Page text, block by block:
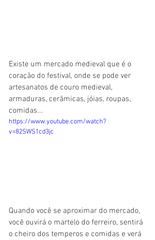
Existe um mercado medieval que é o
coração do festival, onde se pode ver
artesanatos de couro medieval,
armaduras, cerâmicas, jóias, roupas,
comidas...
https://www.youtube.com/watch?
v=82SWS1cd3jc
Quando você se aproximar do mercado,
você ouvirá o martelo do ferreiro, sentirá
o cheiro dos temperos e comidas e verá